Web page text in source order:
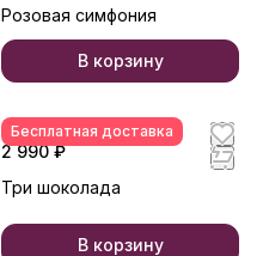
Розовая симфония
В корзину
Бесплатная доставка
2 990 ₽
Три шоколада
В корзину